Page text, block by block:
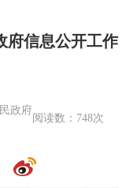
府信息公开工作
政府
阅读数： 748次